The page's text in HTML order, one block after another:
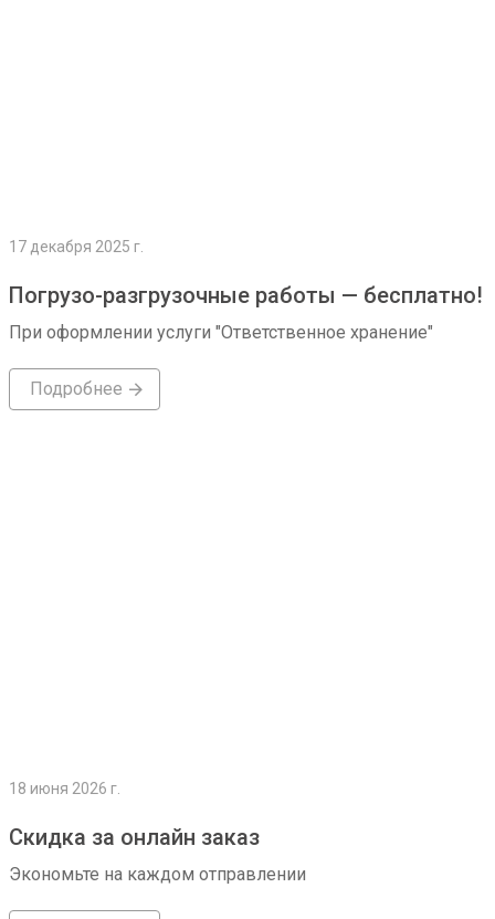
17 декабря 2025 г.
Погрузо-разгрузочные работы — бесплатно!
При оформлении услуги "Ответственное хранение"
Подробнее
18 июня 2026 г.
Скидка за онлайн заказ
Экономьте на каждом отправлении